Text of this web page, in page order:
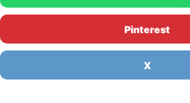
Pinterest
X